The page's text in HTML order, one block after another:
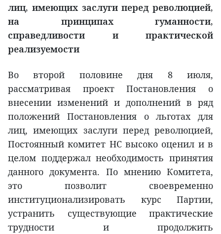
лиц, имеющих заслуги перед революцией,
на принципах гуманности,
справедливости и практической
реализуемости
Во второй половине дня 8 июля,
рассматривая проект Постановления о
внесении изменений и дополнений в ряд
положений Постановления о льготах для
лиц, имеющих заслуги перед революцией,
Постоянный комитет НС высоко оценил и в
целом поддержал необходимость принятия
данного документа. По мнению Комитета,
это позволит своевременно
институционализировать курс Партии,
устранить существующие практические
трудности и продолжить